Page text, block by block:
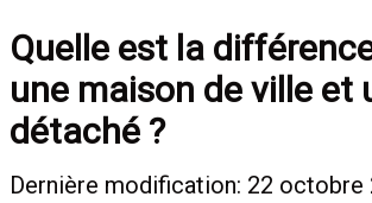
Quelle est la
une maison de ville et
détaché ?
Dernière modification: 22 octobre